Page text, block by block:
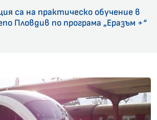
са на практическо обучение в
Пловдив по програма „Еразъм +“